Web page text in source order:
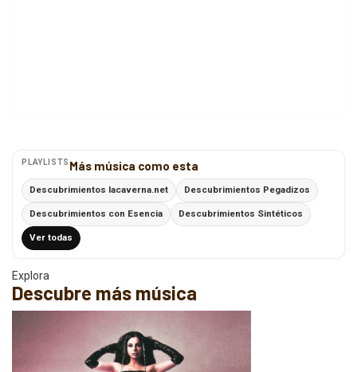
PLAYLISTS Más música como esta
Descubrimientos lacaverna.net Descubrimientos Pegadizos
Descubrimientos con Esencia Descubrimientos Sintéticos
Ver todas
Explora
Descubre más música